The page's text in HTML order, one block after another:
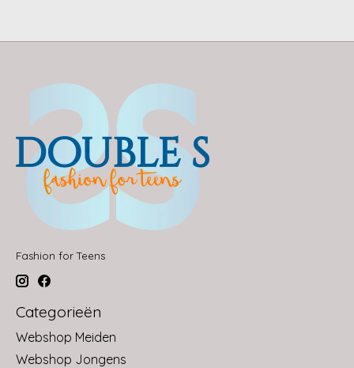
Fashion for Teens
Categorieën
Webshop Meiden
Webshop Jongens